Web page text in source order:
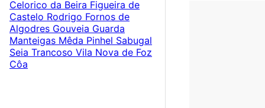
Celorico da Beira Figueira de
Castelo Rodrigo Fornos de
Algodres Gouveia Guarda
Manteigas Mêda Pinhel Sabugal
Seia Trancoso Vila Nova de Foz
Côa